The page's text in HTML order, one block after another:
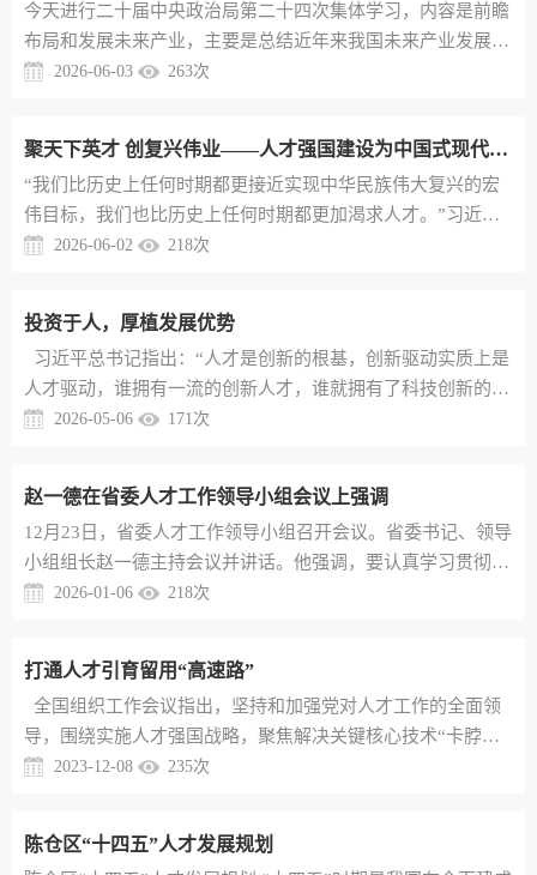
键，就在于破除束缚人才发展的思想观念和体制机制障碍，增
强人才内生动力和整体...
今天进行二十届中央政治局第二十四次集体学习，内容是前瞻
布局和发展未来产业，主要是总结近年来我国未来产业发展情
况，分析世界未来产业发展趋势，对培育发展未来产业进行思
对于我们抢占科技和产业制高点、牢牢把握发展主动权，对于
发展新质生产力、建设现代化产业体系，对于提高人民生活品
质、促进人的全面发...
2026-06-03 263次
聚天下英才 创复兴伟业——人才强国建设为中国式现代化提供有力支撑
“我们比历史上任何时期都更接近实现中华民族伟大复兴的宏
伟目标，我们也比历史上任何时期都更加渴求人才。”习近平
总书记的重要论述，标定新时代人才工作的时代方位和使命价
部署，就深化人才发展体制机制改革作出系统安排。国以才
立，业以才兴。进入基本实现社会主义现代化夯实基础、全面
发力的关键时期，新...
2026-06-02 218次
投资于人，厚植发展优势
​ 习近平总书记指出：“人才是创新的根基，创新驱动实质上是
人才驱动，谁拥有一流的创新人才，谁就拥有了科技创新的优
势和主导权。要择天下英才而用之，实施更加积极的创新人才
关系，指明了创新驱动发展战略的突破口和着力点。 党的二
十大明确提出“人才引领驱动”战略布局，以人才赋能创新发
展、助力高质量...
2026-05-06 171次
赵一德在省委人才工作领导小组会议上强调
12月23日，省委人才工作领导小组召开会议。省委书记、领导
小组组长赵一德主持会议并讲话。他强调，要认真学习贯彻习
近平总书记关于做好新时代人才工作的重要思想，全面落实党
现代化建设的陕西新篇章提供坚实人才支撑。省委副书记、领
导小组副组长邢善萍出席。赵一德指出，今年以来，全省各级
各有关部门认真落实...
2026-01-06 218次
打通人才引育留用“高速路”
​ 全国组织工作会议指出，坚持和加强党对人才工作的全面领
导，围绕实施人才强国战略，聚焦解决关键核心技术“卡脖子”
问题，深入实施重大人才工程，深化人才发展体制机制改革，
民族长远发展的大计来抓。宝鸡陈仓区地处关中西部，推动高
2023-12-08 235次
陈仓区“十四五”人才发展规划